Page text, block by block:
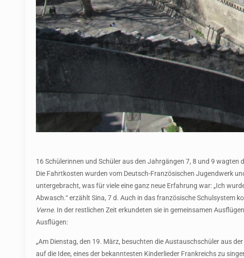
16 Schülerinnen und Schüler aus den Jahrgängen 7, 8 und 9
Die Fahrtkosten wurden vom Deutsch-Französischen Jugendwerk
untergebracht, was für viele eine ganz neue Erfahrung war: „Ich
Abwasch.“ erzählt Sina, 7 d. Auch in das französische Schulsystem
Verne. In der restlichen Zeit erkundeten sie in gemeinsamen
Ausflügen:
„Am Dienstag, den 19. März, besuchten die Austauschschüler aus
auf die Idee, eines der bekanntesten Kinderlieder Frankreichs zu